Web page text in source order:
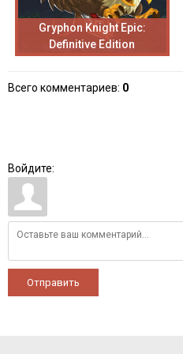
Gryphon Knight Epic:
Definitive Edition
Всего комментариев: 0
Войдите:
Отправить